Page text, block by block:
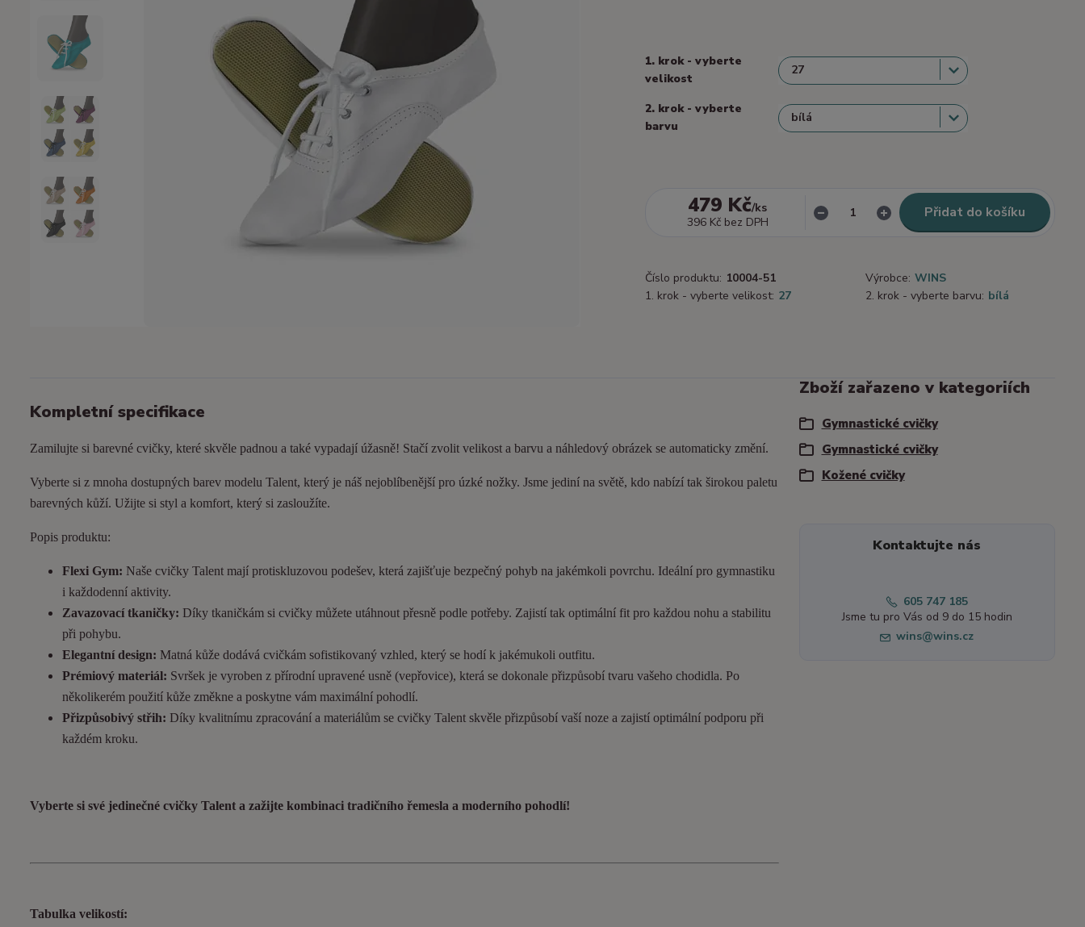
1. krok - vyberte
velikost
2. krok - vyberte
barvu
479 Kč/ks
396 Kč bez DPH
Přidat do košíku
Číslo produktu: 10004-51 Výrobce: WINS
1. krok - vyberte velikost: 27 2. krok - vyberte barvu: bílá
Kompletní specifikace
Zamilujte si barevné cvičky, které skvěle padnou a také vypadají úžasně! Stačí zvolit velikost a barvu a náhledový obrázek se automaticky změní.
Vyberte si z mnoha dostupných barev modelu Talent, který je náš nejoblíbenější pro úzké nožky. Jsme jediní na světě, kdo nabízí tak širokou paletu
barevných kůží. Užijte si styl a komfort, který si zasloužíte.
Popis produktu:
Flexi Gym: Naše cvičky Talent mají protiskluzovou podešev, která zajišťuje bezpečný pohyb na jakémkoli povrchu. Ideální pro gymnastiku
i každodenní aktivity.
Zavazovací tkaničky: Díky tkaničkám si cvičky můžete utáhnout přesně podle potřeby. Zajistí tak optimální fit pro každou nohu a stabilitu
při pohybu.
Elegantní design: Matná kůže dodává cvičkám sofistikovaný vzhled, který se hodí k jakémukoli outfitu.
Prémiový materiál: Svršek je vyroben z přírodní upravené usně (vepřovice), která se dokonale přizpůsobí tvaru vašeho chodidla. Po
několikerém použití kůže změkne a poskytne vám maximální pohodlí.
Přizpůsobivý střih: Díky kvalitnímu zpracování a materiálům se cvičky Talent skvěle přizpůsobí vaší noze a zajistí optimální podporu při
každém kroku.
Vyberte si své jedinečné cvičky Talent a zažijte kombinaci tradičního řemesla a moderního pohodlí!
Tabulka velikostí:
Zboží zařazeno v kategoriích
Gymnastické cvičky
Gymnastické cvičky
Kožené cvičky
Kontaktujte nás
605 747 185
Jsme tu pro Vás od 9 do 15 hodin
wins@wins.cz